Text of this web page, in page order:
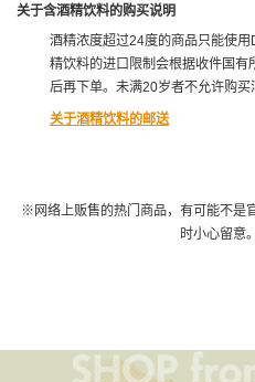
关于含酒精饮料的购买说明
酒精浓度超过24度的商品只能使
精饮料的进口限制会根据收件国有
后再下单。未满20岁者不允许购买
关于酒精饮料的邮送
※网络上贩售的热门商品，有可能不是
时小心留意。